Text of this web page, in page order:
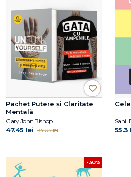
Pachet Putere și Claritate
Mentală
Gary John Bishop
47.45 lei 93.03 lei
Sahil
55.3
-30%